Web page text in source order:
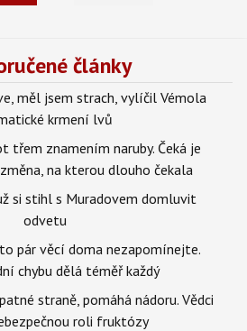
články
měl jsem strach, vylíčil Vémola
krmení lvů
třem znamením naruby. Čeká je
na kterou dlouho čekala
si stihl s Muradovem domluvit
odvetu
pár věcí doma nezapomínejte.
chybu dělá téměř každý
straně, pomáhá nádoru. Vědci
roli fruktózy